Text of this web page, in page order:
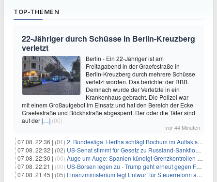
TOP-THEMEN
22-Jähriger durch Schüsse in Berlin-Kreuzberg
verletzt
Berlin - Ein 22-Jähriger ist am
Freitagabend in der Graefestraße in
Berlin-Kreuzberg durch mehrere Schüsse
verletzt worden. Das berichtet der RBB.
Demnach wurde der Verletzte in ein
Krankenhaus gebracht. Die Polizei war
mit einem Großaufgebot im Einsatz und hat den Bereich der Ecke
Graefestraße und Böckhstraße abgesperrt. Der oder die Täter sind
auf der[…] (00)
vor 44 Minuten
07.08. 22:36 | (01) 2. Bundesliga: Hertha schlägt Bochum im Auftaktspiel
07.08. 22:32 | (02) US-Senat stimmt für Gesetz zu Russland-Sanktionen
07.08. 22:30 | (00) Auge um Auge: Spanien kündigt Grenzkontrollen zu Italien an
07.08. 22:21 | (00) US-Börsen legen zu - Trump geht erneut gegen Fed-Gouverneurin vor
07.08. 21:45 | (05) Finanzministerium legt Entwurf für Steuerreform ab 2027 vor